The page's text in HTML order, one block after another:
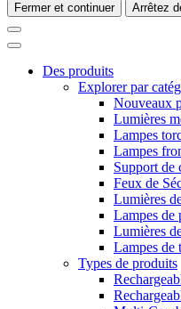
Fermer et continuer Arrêtez
Des produits
Explorer par
Nouveaux
Lumières
Lampes
Lampes
Support de
Feux de
Lumières
Lampes de
Lumières
Lampes de
Types de produits